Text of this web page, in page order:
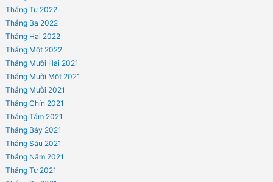
Bài viết mới
TUYỂN DỤNG – CÔNG TY LUẬT MEDLAW
ĐIỀU KIỆN KINH DOANH ĐỐI VỚI THUỐC PHẢI KIỂM SOÁT ĐẶC
THUỐC THUỘC DANH MỤC HẠN CHẾ BÁN LẺ?
ĐÓNG BẢO HIỂM Y TẾ 5 NĂM LIÊN TỤC ĐƯỢC HƯỞNG QUYỀN LỢI
BIỆT?
THỦ TỤC CẤP GIẤY CHỨNG NHẬN BÀI THUỐC GIA TRUYỀN
SA THẢI NGƯỜI LAO ĐỘNG
Phản hồi gần đây